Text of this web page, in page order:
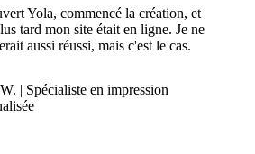
Yola, commencé la création, et
tard mon site était en ligne. Je ne
aussi réussi, mais c'est le cas.
| Spécialiste en impression